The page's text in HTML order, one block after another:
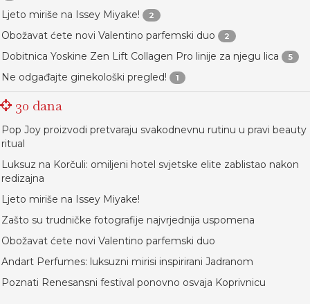
Ljeto miriše na Issey Miyake! 2
Obožavat ćete novi Valentino parfemski duo 2
Dobitnica Yoskine Zen Lift Collagen Pro linije za njegu lica 5
Ne odgađajte ginekološki pregled! 1
30 dana
Pop Joy proizvodi pretvaraju svakodnevnu rutinu u pravi beauty
ritual
Luksuz na Korčuli: omiljeni hotel svjetske elite zablistao nakon
redizajna
Ljeto miriše na Issey Miyake!
Zašto su trudničke fotografije najvrjednija uspomena
Obožavat ćete novi Valentino parfemski duo
Andart Perfumes: luksuzni mirisi inspirirani Jadranom
Poznati Renesansni festival ponovno osvaja Koprivnicu